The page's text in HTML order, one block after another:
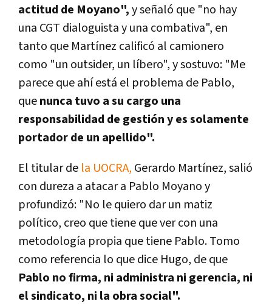
actitud de Moyano",y señaló que "no hay
una CGT dialoguista y una combativa", en
tanto que Martínez calificó al camionero
como "un outsider, un líbero", y sostuvo: "Me
parece que ahí está el problema de Pablo,
quenunca tuvo a su cargo una
responsabilidad de gestión y es solamente
portador de un apellido".
El titular de la UOCRA, Gerardo Martínez, salió
con dureza a atacar a Pablo Moyano y
profundizó: "No le quiero dar un matiz
político, creo que tiene que ver con una
metodología propia que tiene Pablo. Tomo
como referencia lo que dice Hugo, de que
Pablo no firma, ni administra ni gerencia, ni
el sindicato, ni la obra social".